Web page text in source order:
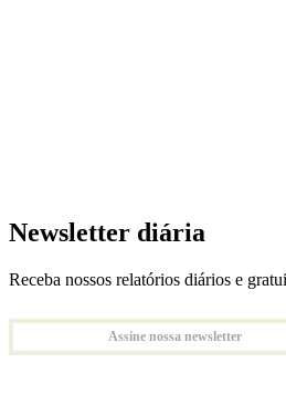
Newsletter diária
Receba nossos relatórios diários e
Assine nossa newsletter